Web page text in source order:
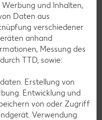
und Inhalten,
Daten aus
verschiedener
anhand
Messung des
TTD, sowie:
Erstellung von
Entwicklung und
von oder Zugriff
Verwendung